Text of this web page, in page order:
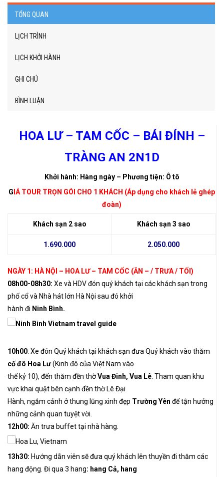
TỔNG QUAN
LỊCH TRÌNH
LỊCH KHỞI HÀNH
GHI CHÚ
BÌNH LUẬN
HOA LƯ – TAM CỐC – BÁI ĐÍNH –
TRÀNG AN 2N1D
Khởi hành: Hàng ngày – Phương tiện: Ô tô
G IÁ TOUR TRỌN GÓI CHO 1 KHÁCH (Áp dụng cho khách lẻ ghép
đoàn)
Khách sạn 2 sao Khách sạn 3 sao
1.690.000 2.050.000
NGÀY 1: HÀ NỘI – HOA LƯ – TAM CỐC (ĂN – / TRƯA / TỐI)
08h00-08h30: Xe và HDV đón quý khách tại các khách sạn trong
phố cổ và Nhà hát lớn Hà Nội sau đó khởi
hành đi Ninh Bình.
10h00: Xe đón Quý khách tại khách sạn đưa Quý khách vào thăm
cố đô Hoa Lư(Kinh đô của Việt Nam vào
thế kỷ 10), đến thăm đền thờVua Đinh, Vua Lê . Tham quan khu
vực khai quật bên cạnh đền thờ Lê Đại
Hành, ngắm cảnh ở thung lũng xinh đẹp Trường Yên để tận hưởng
những cảnh quan tuyệt vời.
12h00: Ăn trưa buffet tại nhà hàng.
13h30: Hướng dẫn viên sẽ đưa quý khách lên thuyền đi thăm các
hang động. Đi qua 3 hang: hang Cả, hang